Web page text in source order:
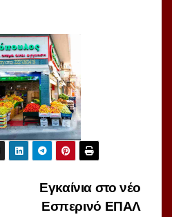
Eγκαίνια στο νέο
Εσπερινό ΕΠΑΛ